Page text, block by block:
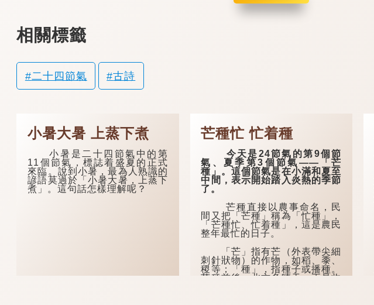
相關標籤
二十四節氣 古詩
小暑大暑 上蒸下煮
小暑是二十四節氣中的第
11個節氣，標誌着盛夏的正式
來臨。說到小暑，最為人熟識的
諺語莫過於「小暑大暑，上蒸下
煮」。這句話怎樣理解呢？
芒種忙 忙着種
今天是24節氣的第9個節
氣、夏季第3個節氣——「芒
種」。這個節氣是在小滿和夏至
中間，表示開始踏入炎熱的季節
了。
芒種直接以農事命名，民
間又把「芒種」稱為「忙種」，
「芒種忙、忙着種」，這是農民
整年最忙的日子。
「芒」指有芒（外表帶尖細
刺針狀物）的作物，如稻、黍、
稷等；「種」，指種子或播種。
芒種前後，北方多晴天，正是收